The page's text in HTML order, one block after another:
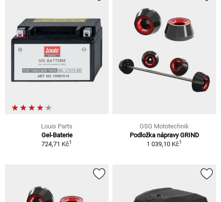
Louis Parts
Gel-Baterie
724,71 Kč1
GSG Mototechnik
Podložka nápravy GRIND
1 039,10 Kč1